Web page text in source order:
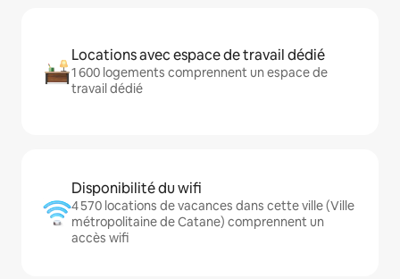
Locations avec espace de travail dédié
1 600 logements comprennent un espace de
travail dédié
Disponibilité du wifi
4 570 locations de vacances dans cette ville (Ville
métropolitaine de Catane) comprennent un
accès wifi